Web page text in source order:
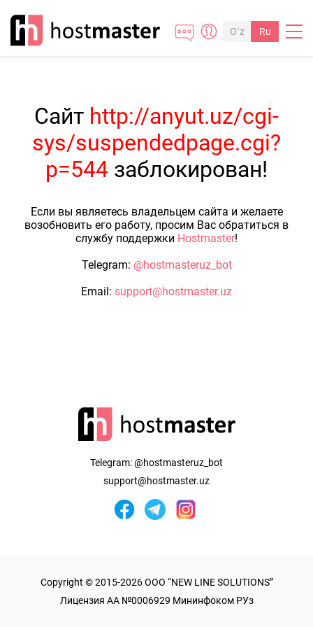
O`z Ru
Сайт http://anyut.uz/cgi-
sys/suspendedpage.cgi?
p=544 заблокирован!
Если вы являетесь владельцем сайта и желаете
возобновить его работу, просим Вас обратиться в
службу поддержки Hostmaster!
Telegram: @hostmasteruz_bot
Email: support@hostmaster.uz
Telegram:@hostmasteruz_bot
support@hostmaster.uz
Copyright © 2015-2026 OOO “NEW LINE SOLUTIONS”
Лицензия AA №0006929 Мининфоком РУз